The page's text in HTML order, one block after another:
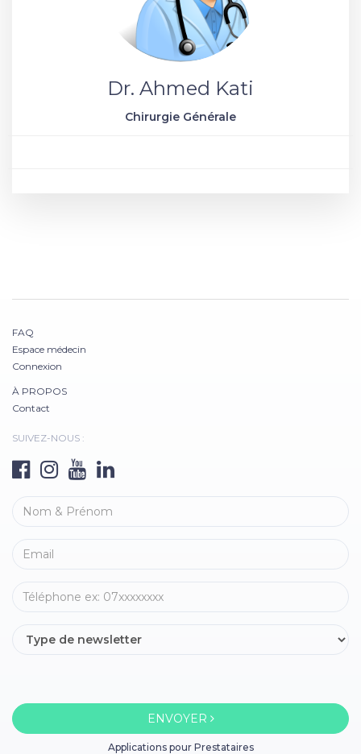
Dr. Ahmed Kati
Chirurgie Générale
FAQ
Espace médecin
Connexion
À PROPOS
Contact
SUIVEZ-NOUS :
ENVOYER
Applications pour Prestataires